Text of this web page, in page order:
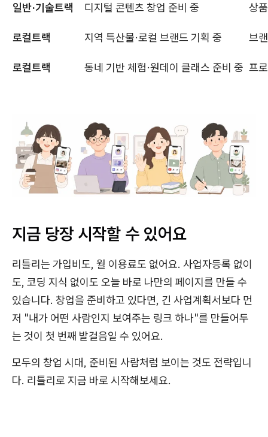
일반·기술트랙 디지털 콘텐츠 창업 준비 중 상
로컬트랙 지역 특산물·로컬 브랜드 기획 중 브
로컬트랙 동네 기반 체험·원데이 클래스 준비 중 프
지금 당장 시작할 수 있어요
리틀리는 가입비도, 월 이용료도 없어요. 사업자등록 없이
도, 코딩 지식 없이도 오늘 바로 나만의 페이지를 만들 수
있습니다. 창업을 준비하고 있다면, 긴 사업계획서보다 먼
저 "내가 어떤 사람인지 보여주는 링크 하나"를 만들어두
는 것이 첫 번째 발걸음일 수 있어요.
모두의 창업 시대, 준비된 사람처럼 보이는 것도 전략입니
다. 리틀리로 지금 바로 시작해보세요.